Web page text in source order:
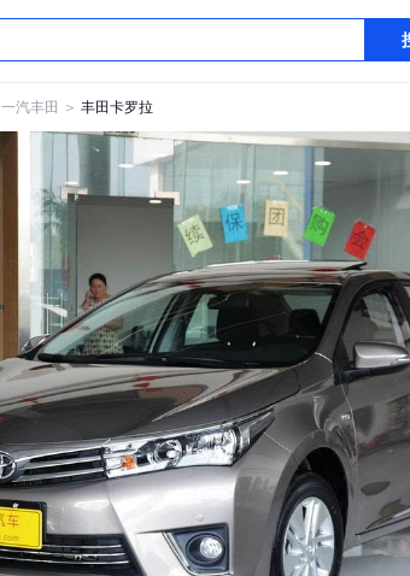
一汽丰田 ＞ 丰田卡罗拉